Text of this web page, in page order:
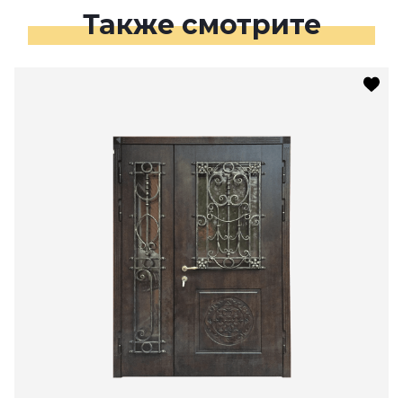
Также смотрите